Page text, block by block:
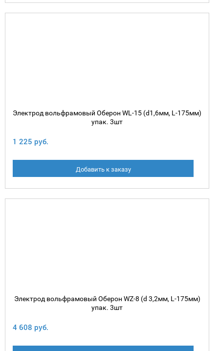
Электрод вольфрамовый Оберон WL-15 (d1,6мм, L-175мм)
упак. 3шт
1 225 руб.
Добавить к заказу
Электрод вольфрамовый Оберон WZ-8 (d 3,2мм, L-175мм)
упак. 3шт
4 608 руб.